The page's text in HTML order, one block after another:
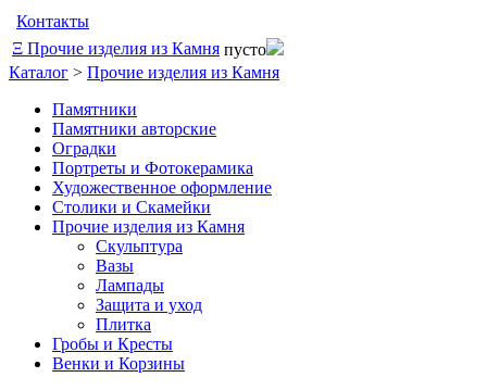
Контакты
Ξ Прочие изделия из Камня пусто
Каталог > Прочие изделия из Камня
Памятники
Памятники авторские
Оградки
Портреты и Фотокерамика
Художественное оформление
Столики и Скамейки
Прочие изделия из Камня
Скульптура
Вазы
Лампады
Защита и уход
Плитка
Гробы и Кресты
Венки и Корзины